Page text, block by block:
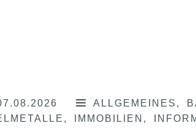
ALLGEMEINES
IMMOBILIEN